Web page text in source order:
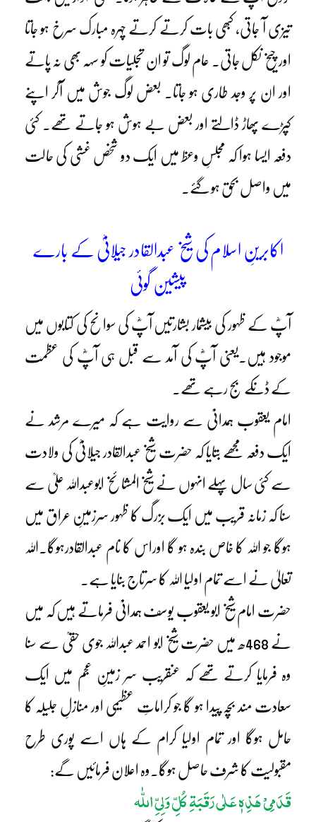
تیزی آ جاتی، کبھی بات کرتے کرتے چہرہ مبارک سرخ ہو جاتا
اور چیخ نکل جاتی۔ عام لوگ تو ان تجلیات کو سہہ بھی نہ پاتے
اور ان پر وجد طاری ہو جاتا۔ بعض لوگ جوش میں آکر اپنے
کپڑے پھاڑ ڈالتے اور بعض بے ہوش ہو جاتے تھے۔ کئی
دفعہ ایسا ہوا کہ مجلسِ وعظ میں ایک دو شخص غشی کی حالت
میں واصل بحق ہو گئے۔
اکابرینِ اسلام کی شیخ عبدالقادر جیلانیؓ کے بارے
پیشین گوئی
آپؓ کے ظہور کی بیشمار بشارتیں آپؓ کی سوانح کی کتابوں میں
موجود ہیں۔یعنی آپؓ کی آمد سے قبل ہی آپؓ کی عظمت
کے ڈنکے بج رہے تھے۔
امام یعقوب ہمدانیؒ سے روایت ہے کہ میرے مرشد نے
ایک دفعہ مجھے بتایا کہ حضرت شیخ عبدالقادر جیلانیؓ کی ولادت
سے کئی سال پہلے انہوں نے شیخ المشائخ ابوعبداللہ علیؒ سے
سنا کہ زمانہ قریب میں ایک بزرگ کا ظہور سرزمینِ عراق میں
ہوگا جو اللہ کا خاص بندہ ہو گا اوراس کا نام عبدالقادرہوگا۔اللہ
تعالیٰ نے اسے تمام اولیا اللہ کا سرتاج بنایا ہے۔
حضرت امام شیخ ابو یعقوب یوسف ہمدانیؒ فرماتے ہیں کہ میں
نے 468ھ میں حضرت شیخ ابو احمد عبداللہ جوی حقیؒ سے سنا
وہ فرمایا کرتے تھے کہ عنقریب سر زمینِ عجم میں ایک
سعادت مند بچہ پیدا ہو گا جو کراماتِ عظیمی اور منازلِ جلیلہ کا
حامل ہوگا اور تمام اولیا کرام کے ہاں اسے پوری طرح
مقبولیت کا شرف حاصل ہوگا۔وہ اعلان فرمائیں گے:
قَدَمِیْ ہَذِہٖ عَلٰی رَقَبَۃِ کُلِّ وَلِیِّ اللّٰہ